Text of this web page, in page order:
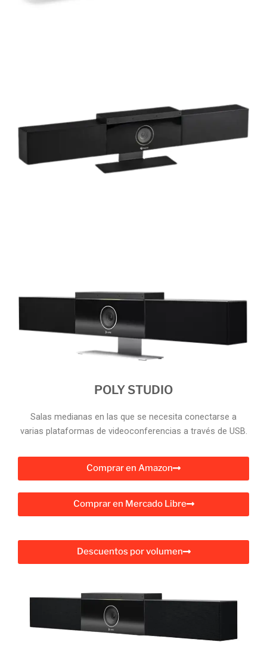
POLY STUDIO
Salas medianas en las que se necesita conectarse a
varias plataformas de videoconferencias a través de USB.
Comprar en Amazon
Comprar en Mercado Libre
Descuentos por volumen